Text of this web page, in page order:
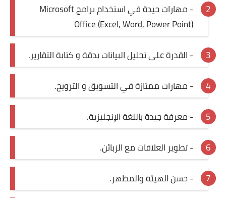
- مهارات جيدة في استخدام برامج Microsoft
Office (Excel, Word, Power Point)
- القدرة على تحليل البيانات بدقة و كتابة التقارير.
- مهارات ممتازة في التسويق و الترويج.
- معرفة جيدة باللغة الإنجليزية.
- تطوير العلاقات مع الزبائن.
- حسن الهيئة والمظهر.